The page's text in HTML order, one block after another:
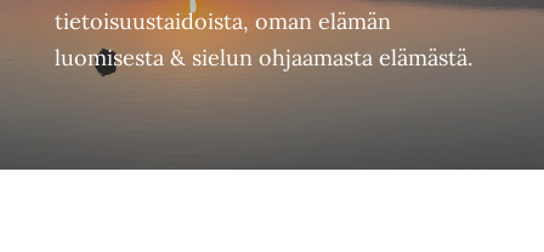
tietoisuustaidoista, oman elämän
luomisesta & sielun ohjaamasta elämästä.